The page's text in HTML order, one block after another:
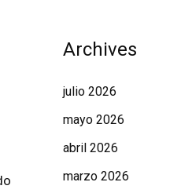
Archives
julio 2026
mayo 2026
abril 2026
marzo 2026